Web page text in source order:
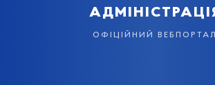
офіційний вебпортал